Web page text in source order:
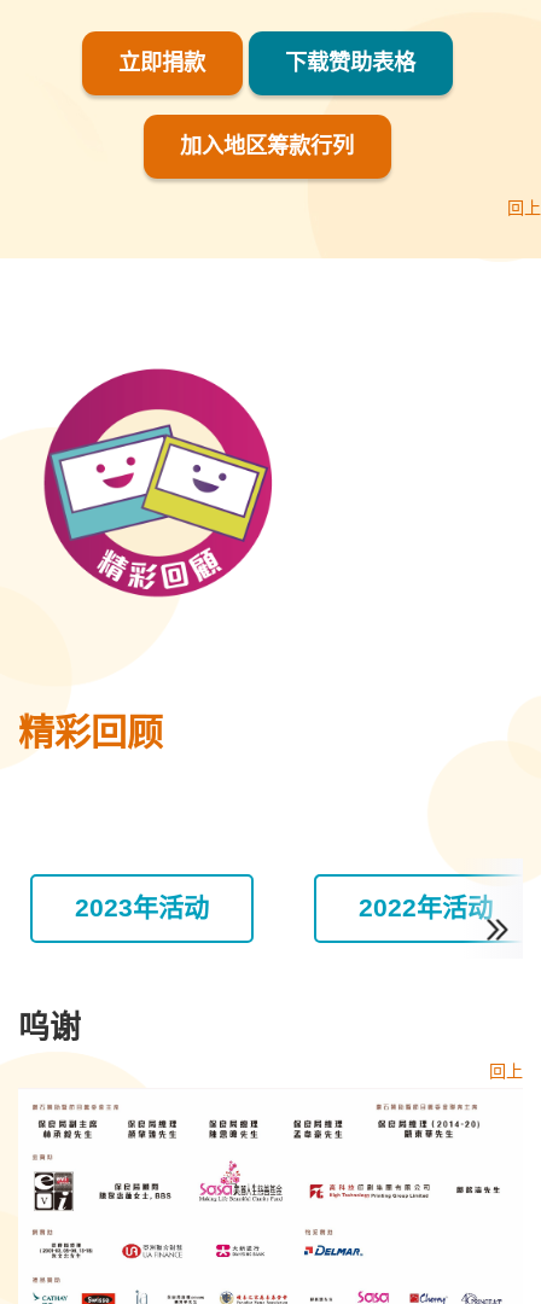
立即捐款 下载赞助表格
加入地区筹款行列
回上
精彩回顾
2023年活动 2022年活动
呜谢
回上